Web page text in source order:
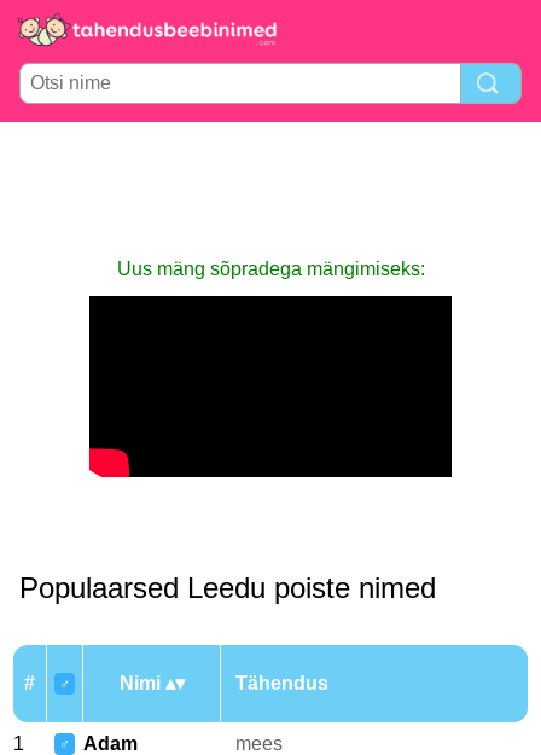
Uus mäng sõpradega mängimiseks:
Populaarsed Leedu poiste nimed
# ♂ Nimi Tähendus
1 ♂ Adam mees